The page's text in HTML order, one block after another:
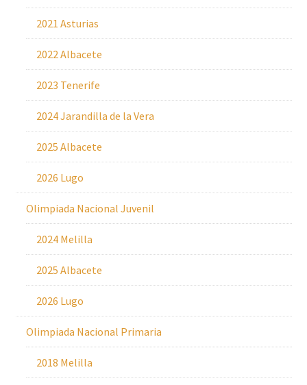
2021 Asturias
2022 Albacete
2023 Tenerife
2024 Jarandilla de la Vera
2025 Albacete
2026 Lugo
Olimpiada Nacional Juvenil
2024 Melilla
2025 Albacete
2026 Lugo
Olimpiada Nacional Primaria
2018 Melilla